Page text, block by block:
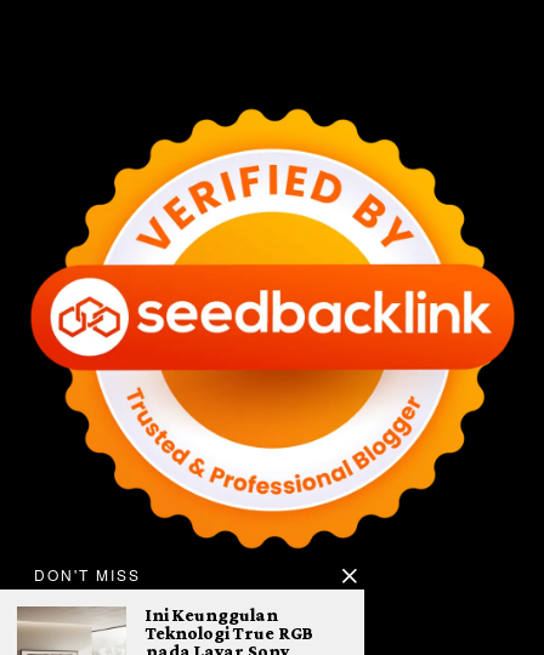
DON'T MISS
Ini Keunggulan
Teknologi True RGB